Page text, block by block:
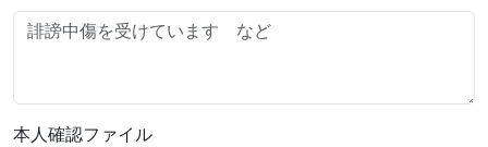
本人確認ファイル